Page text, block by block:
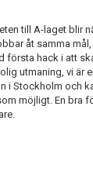
till A-laget blir
åt samma
första hack i att
utmaning, vi är
i Stockholm och
möjligt. En bra